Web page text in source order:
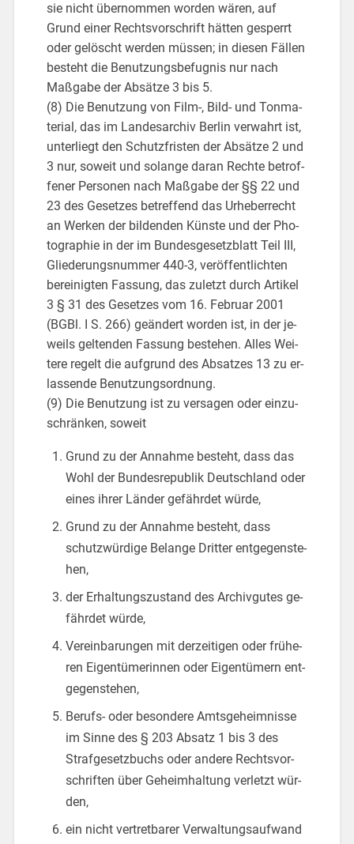
sie nicht über­nom­men wor­den wären, auf
Grund einer Rechts­vor­schrift hät­ten ge­sperrt
oder ge­löscht wer­den müs­sen; in die­sen Fäl­len
be­steht die Be­nut­zungs­be­fug­nis nur nach
Maß­ga­be der Ab­sät­ze 3 bis 5.
(8) Die Be­nut­zung von Film-, Bild- und Ton­ma­
te­ri­al, das im Lan­des­ar­chiv Ber­lin ver­wahrt ist,
un­ter­liegt den Schutz­fris­ten der Ab­sät­ze 2 und
3 nur, so­weit und so­lan­ge daran Rech­te be­trof­
fe­ner Per­so­nen nach Maß­ga­be der §§ 22 und
23 des Ge­set­zes be­tref­fend das Ur­he­ber­recht
an Wer­ken der bil­den­den Küns­te und der Pho­
to­gra­phie in der im Bun­des­ge­setz­blatt Teil III,
Glie­de­rungs­num­mer 440-3, ver­öf­fent­lich­ten
be­rei­nig­ten Fas­sung, das zu­letzt durch Ar­ti­kel
3 § 31 des Ge­set­zes vom 16. Fe­bru­ar 2001
(BGBl. I S. 266) ge­än­dert wor­den ist, in der je­
weils gel­ten­den Fas­sung be­ste­hen. Alles Wei­
te­re re­gelt die auf­grund des Ab­sat­zes 13 zu er­
las­sen­de Be­nut­zungs­ord­nung.
(9) Die Be­nut­zung ist zu ver­sa­gen oder ein­zu­
schrän­ken, so­weit
Grund zu der An­nah­me be­steht, dass das
Wohl der Bun­des­re­pu­blik Deutsch­land oder
eines ihrer Län­der ge­fähr­det würde,
Grund zu der An­nah­me be­steht, dass
schutz­wür­di­ge Be­lan­ge Drit­ter ent­ge­gen­ste­
hen,
der Er­hal­tungs­zu­stand des Ar­chiv­gu­tes ge­
fähr­det würde,
Ver­ein­ba­run­gen mit der­zei­ti­gen oder frü­he­
ren Ei­gen­tü­me­rin­nen oder Ei­gen­tü­mern ent­
ge­gen­ste­hen,
Be­rufs- oder be­son­de­re Amts­ge­heim­nis­se
im Sinne des § 203 Ab­satz 1 bis 3 des
Straf­ge­setz­buchs oder an­de­re Rechts­vor­
schrif­ten über Ge­heim­hal­tung ver­letzt wür­
den,
ein nicht ver­tret­ba­rer Ver­wal­tungs­auf­wand